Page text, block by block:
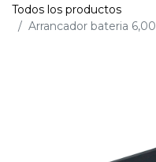
Todos los productos
Arrancador bateria